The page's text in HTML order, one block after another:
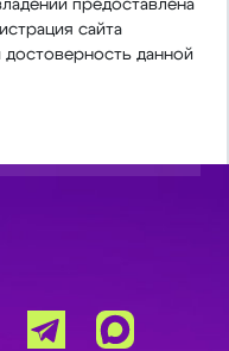
предоставлена
сайта
данной